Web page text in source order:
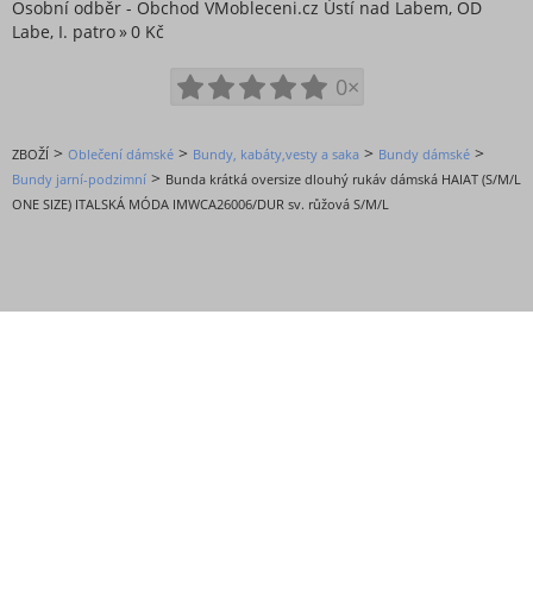
Osobní odběr - Obchod VMobleceni.cz Ústí nad Labem, OD
Labe, I. patro
0 Kč
0×
ZBOŽÍ > Oblečení dámské > Bundy, kabáty,vesty a saka > Bundy dámské >
Bundy jarní-podzimní > Bunda krátká oversize dlouhý rukáv dámská HAIAT (S/M/L
ONE SIZE) ITALSKÁ MÓDA IMWCA26006/DUR sv. růžová S/M/L